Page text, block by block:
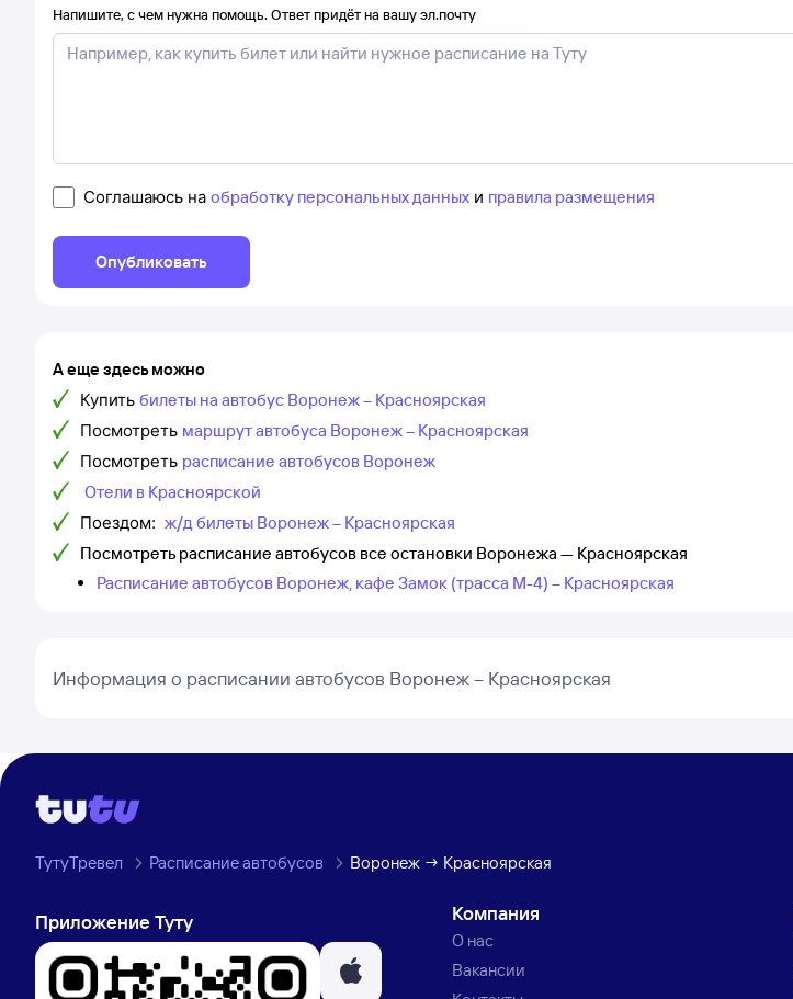
Напишите, с чем нужна помощь. Ответ придёт на вашу эл.почту
Соглашаюсь на обработку персональных данных и правила размещения
Опубликовать
А еще здесь можно
Купить билеты на автобус Воронеж – Красноярская
Посмотреть маршрут автобуса Воронеж – Красноярская
Посмотреть расписание автобусов Воронеж
Отели в Красноярской
Поездом: ж/д билеты Воронеж – Красноярская
Посмотреть расписание автобусов все остановки Воронежа — Красноярская
Расписание автобусов Воронеж, кафе Замок (трасса М-4) – Красноярская
Информация о расписании автобусов Воронеж – Красноярская
ТутуТревел Расписание автобусов Воронеж → Красноярская
Приложение Туту Компания
О нас
Вакансии